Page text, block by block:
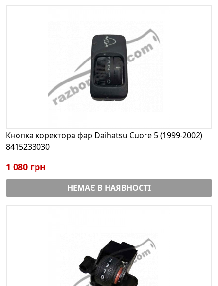
Кнопка коректора фар Daihatsu Cuore 5 (1999-2002)
8415233030
1 080 грн
НЕМАЄ В НАЯВНОСТІ